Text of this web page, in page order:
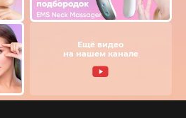
Ещё видео
на нашем канале